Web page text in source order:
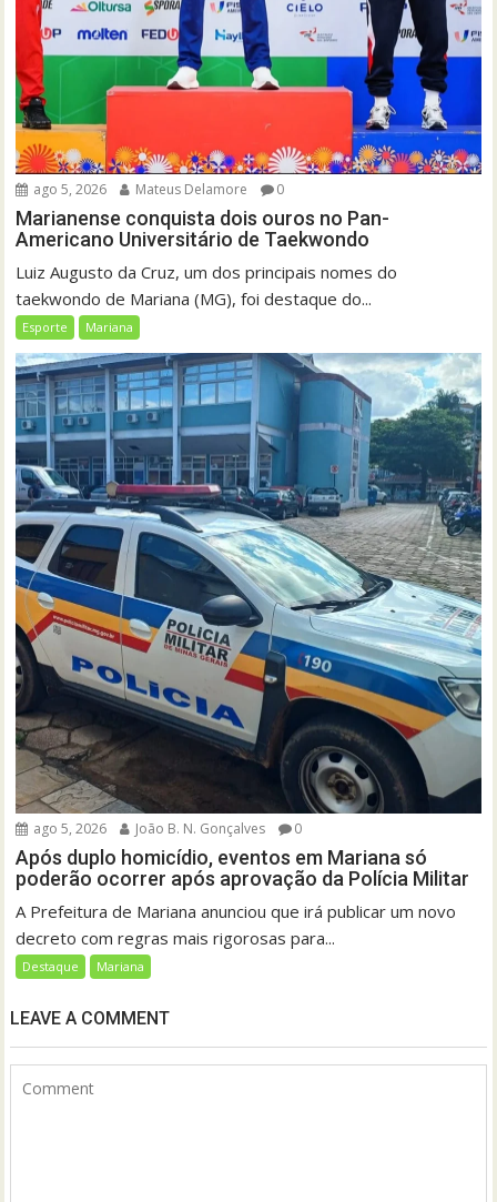
ago 5, 2026 Mateus Delamore 0
Marianense conquista dois ouros no Pan-
Americano Universitário de Taekwondo
Luiz Augusto da Cruz, um dos principais nomes do
taekwondo de Mariana (MG), foi destaque do...
Esporte Mariana
ago 5, 2026 João B. N. Gonçalves 0
Após duplo homicídio, eventos em Mariana só
poderão ocorrer após aprovação da Polícia Militar
A Prefeitura de Mariana anunciou que irá publicar um novo
decreto com regras mais rigorosas para...
Destaque Mariana
LEAVE A COMMENT